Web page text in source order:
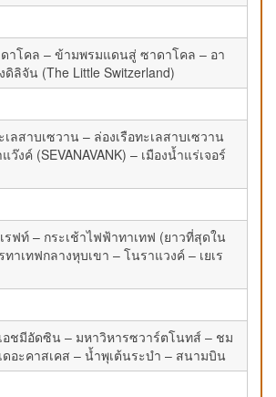
าโคล – ข้ามพรมแดนสู่ ซาดาโคล – อา
ดิลิจัน (The Little Switzerland)
ลสาบเซวาน – ล่องเรือทะเลสาบเซวาน
ว๊งค์ (SEVANAVANK) – เมืองน้ำแร่เจอร์
รฟท์ – กระเช้าไฟฟ้าทาเทฟ (ยาวที่สุดใน
าเทฟกลางหุบเขา – โนราแวงค์ – เยเร
เอชมีอัดซิน – มหาวิหารซวาร์ตโนทส์ – ชม
เดอะคาสเคส – น้ำพุเต้นระบำ – สนามบิน